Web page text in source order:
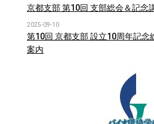
京都支部 第10回 支部総会＆記念
2025-09-10
第10回 京都支部 設立10周年記念
案内